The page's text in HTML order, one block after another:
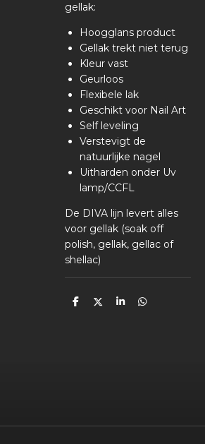
gellak:
Hoogglans product
Gellak trekt niet terug
Kleur vast
Geurloos
Flexibele lak
Geschikt voor Nail Art
Self leveling
Verstevigt de
natuurlijke nagel
Uitharden onder Uv
lamp/CCFL
De DIVA lijn levert alles
voor gellak (soak off
polish, gellak, gellac of
shellac)
D
D
S
D